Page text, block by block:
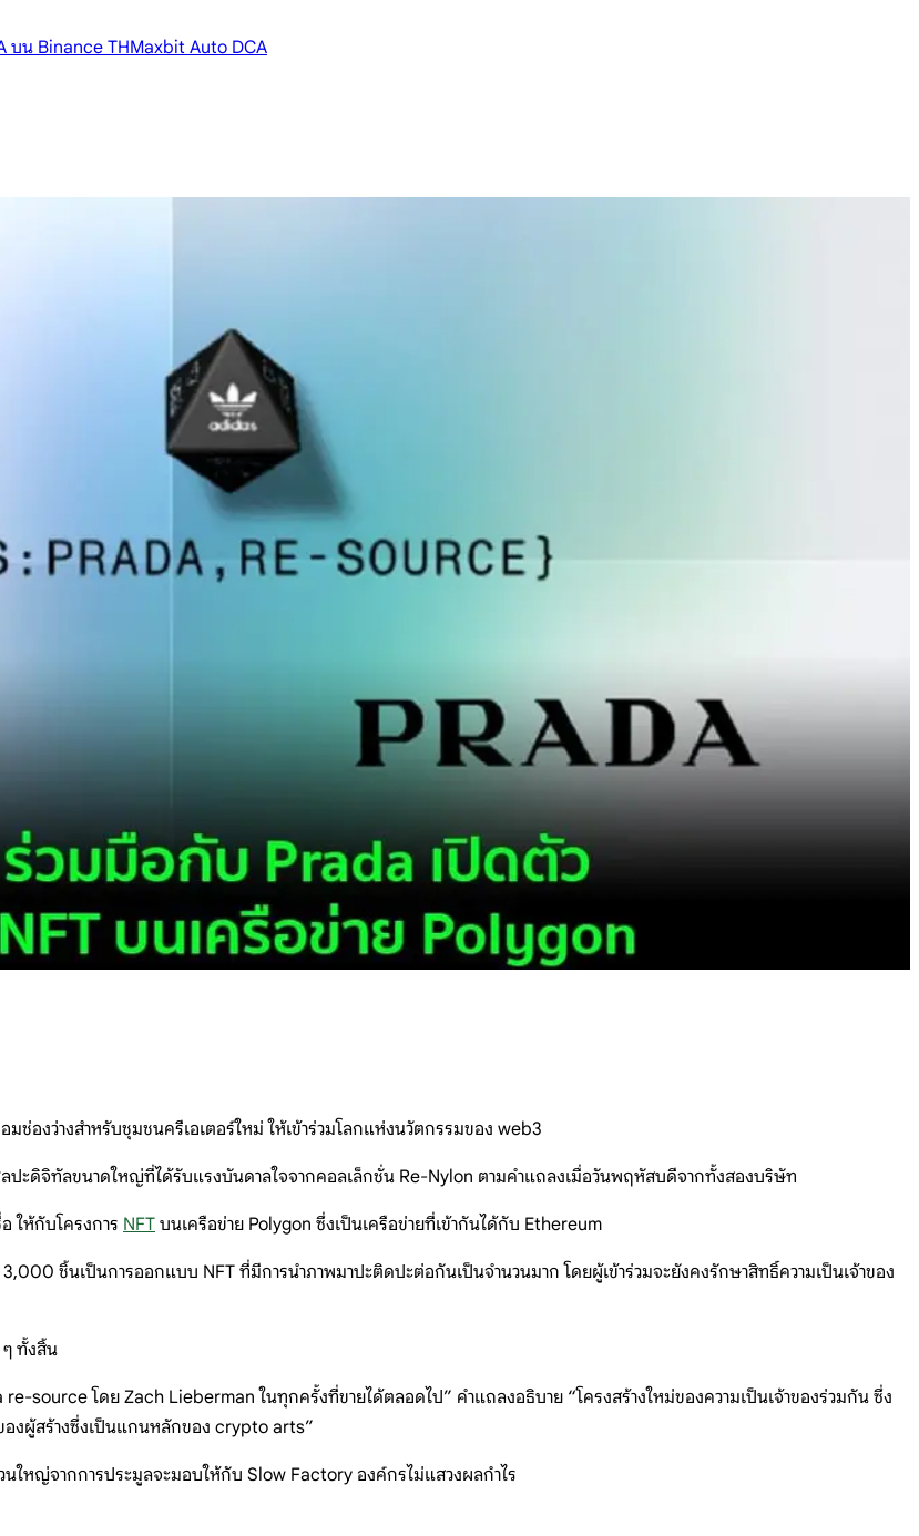
บน Binance THMaxbit Auto DCA
อมช่องว่างสำหรับชุมชนครีเอเตอร์ใหม่ ให้เข้าร่วมโลกแห่งนวัตกรรมของ web3
ปะดิจิทัลขนาดใหญ่ที่ได้รับแรงบันดาลใจจากคอลเล็กชั่น Re-Nylon ตามคำแถลงเมื่อวันพฤหัสบดีจากทั้งสองบริษัท
ให้กับโครงการ NFT บนเครือข่าย Polygon ซึ่งเป็นเครือข่ายที่เข้ากันได้กับ Ethereum
ชิ้นเป็นการออกแบบ NFT ที่มีการนำภาพมาปะติดปะต่อกันเป็นจำนวนมาก โดยผู้เข้าร่วมจะยังคงรักษาสิทธิ์ความเป็นเจ้าของ
ๆ ทั้งสิ้น
source โดย Zach Lieberman ในทุกครั้งที่ขายได้ตลอดไป” คำแถลงอธิบาย “โครงสร้างใหม่ของความเป็นเจ้าของร่วมกัน ซึ่ง
องผู้สร้างซึ่งเป็นแกนหลักของ crypto arts”
ใหญ่จากการประมูลจะมอบให้กับ Slow Factory องค์กรไม่แสวงผลกำไร